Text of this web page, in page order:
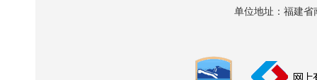
单位地址：福建省